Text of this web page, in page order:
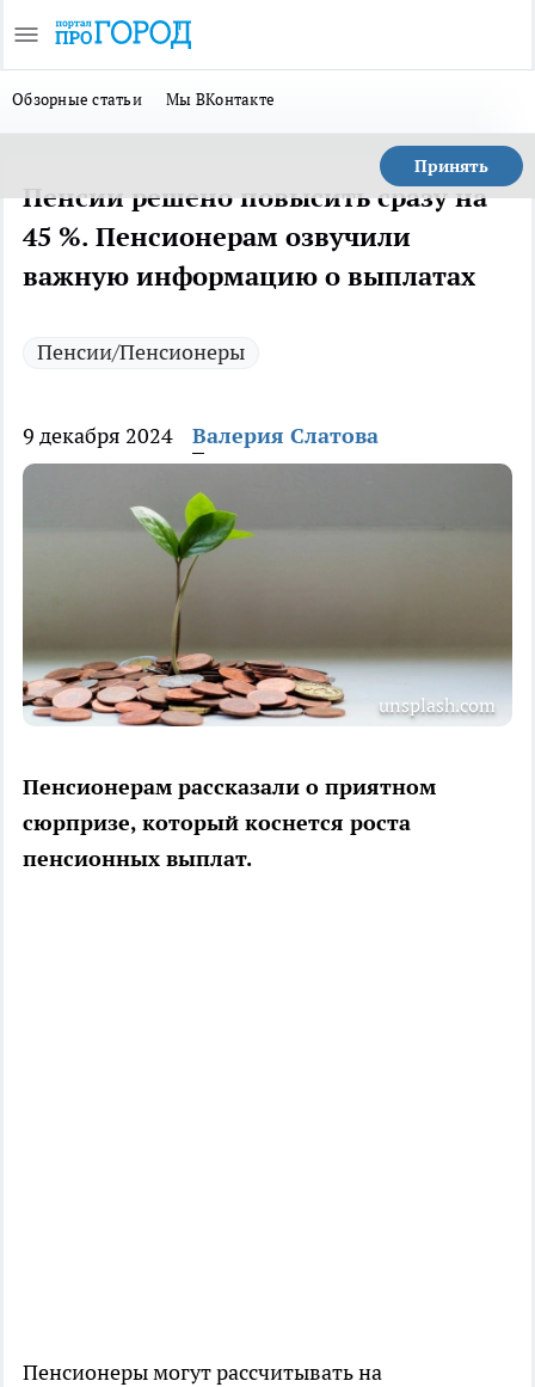
Обзорные статьи Мы ВКонтакте
Принять
Пенсии решено повысить сразу на
45 %. Пенсионерам озвучили
важную информацию о выплатах
Пенсии/Пенсионеры
9 декабря 2024 Валерия Слатова
unsplash.com
Пенсионерам рассказали о приятном
сюрпризе, который коснется роста
пенсионных выплат.
Пенсионеры могут рассчитывать на